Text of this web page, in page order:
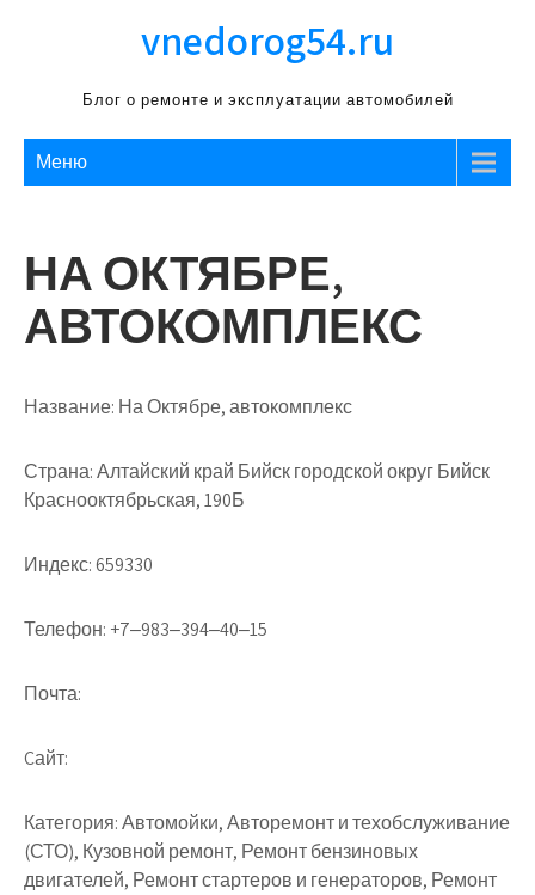
vnedorog54.ru
Блог о ремонте и эксплуатации автомобилей
Меню
НА ОКТЯБРЕ,
АВТОКОМПЛЕКС
Название: На Октябре, автокомплекс
Страна:Алтайский край Бийск городской округ Бийск
Краснооктябрьская, 190Б
Индекс:659330
Телефон: +7‒983‒394‒40‒15
Почта:
Cайт:
Категория:Автомойки, Авторемонт и техобслуживание
(СТО), Кузовной ремонт, Ремонт бензиновых
двигателей, Ремонт стартеров и генераторов, Ремонт